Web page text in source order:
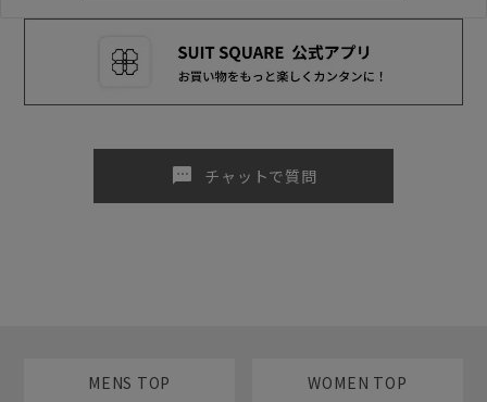
sms チャットで質問
MENS TOP WOMEN TOP